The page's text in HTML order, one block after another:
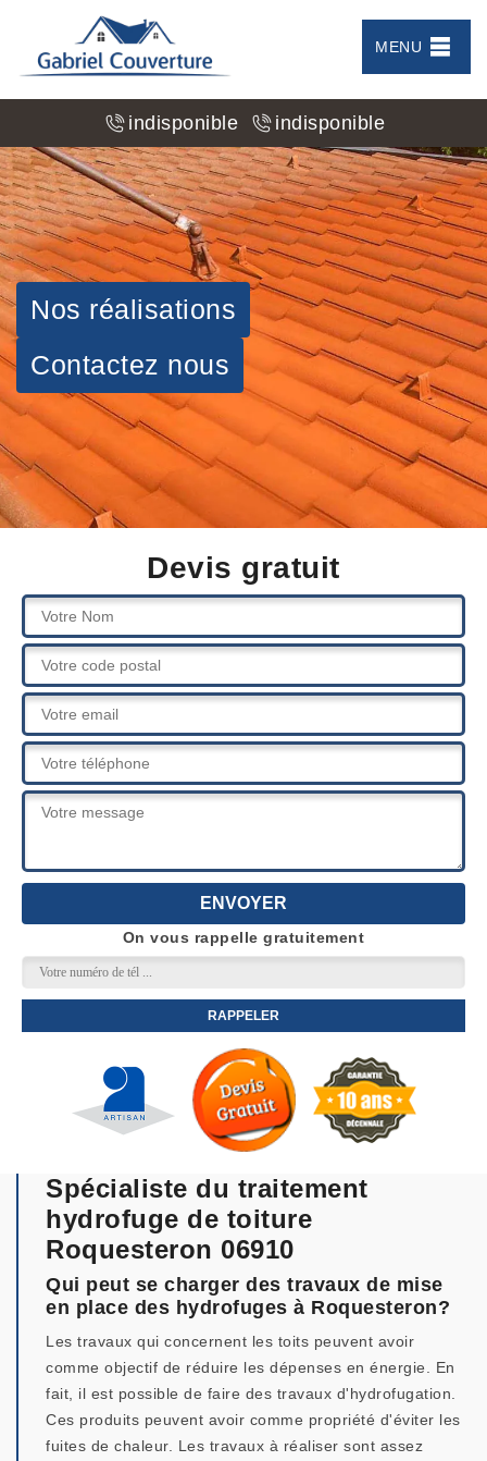
MENU
indisponible indisponible
Nos réalisations
Contactez nous
Devis gratuit
On vous rappelle gratuitement
Spécialiste du traitement
hydrofuge de toiture
Roquesteron 06910
Qui peut se charger des travaux de mise
en place des hydrofuges à Roquesteron?
Les travaux qui concernent les toits peuvent avoir
comme objectif de réduire les dépenses en énergie. En
fait, il est possible de faire des travaux d'hydrofugation.
Ces produits peuvent avoir comme propriété d'éviter les
fuites de chaleur. Les travaux à réaliser sont assez